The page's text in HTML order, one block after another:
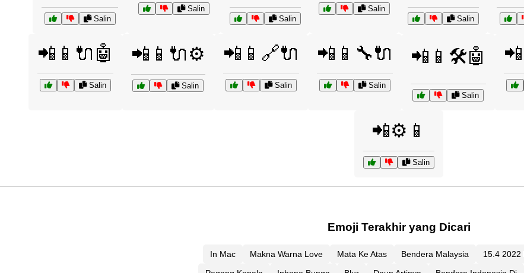
Salin
Salin
Salin
Salin
Salin
📲📱🔌🤖
Salin
📲📱🔌⚙️
Salin
📲📱🔗🔌
Salin
📲📱🔧🔌
Salin
📲📱🛠️🤖
Salin
📲⚙️📱
Salin
Emoji Terakhir yang Dicari
In Mac Makna Warna Love Mata Ke Atas Bendera Malaysia 15.4 2022